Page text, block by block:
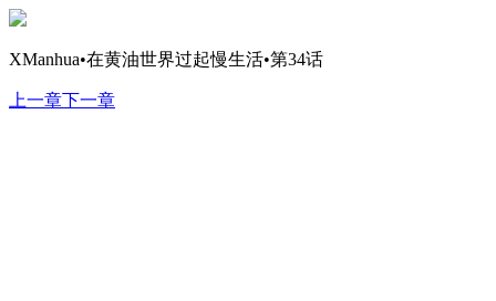
XManhua•在黄油世界过起慢生活•第34话
上一章下一章